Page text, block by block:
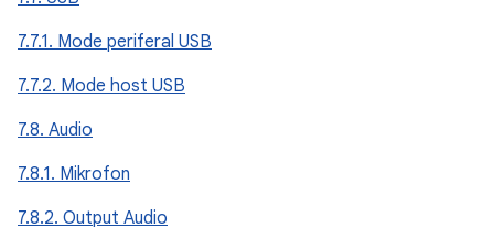
7.7.1. Mode periferal USB
7.7.2. Mode host USB
7.8. Audio
7.8.1. Mikrofon
7.8.2. Output Audio